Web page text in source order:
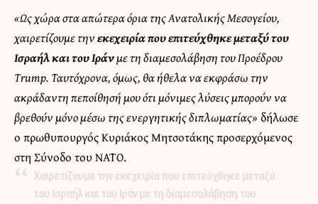
«Ως χώρα στα απώτερα όρια της Ανατολικής Μεσογείου,
χαιρετίζουμε τηνεκεχειρία που επιτεύχθηκε μεταξύ του
Ισραήλ και του Ιράνμε τη διαμεσολάβηση του Προέδρου
Trump. Ταυτόχρονα, όμως, θα ήθελα να εκφράσω την
ακράδαντη πεποίθησή μου ότι μόνιμες λύσεις μπορούν να
βρεθούν μόνο μέσω της ενεργητικής διπλωματίας» δήλωσε
ο πρωθυπουργός Κυριάκος Μητσοτάκης προσερχόμενος
στη Σύνοδο του ΝΑΤΟ.
Χαιρετίζουμε την εκεχειρία που επιτεύχθηκε μεταξύ
του Ισραήλ και του Ιράν με τη διαμεσολάβηση του